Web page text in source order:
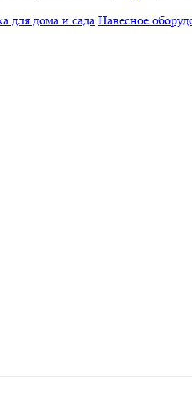
для дома и сада Навесное